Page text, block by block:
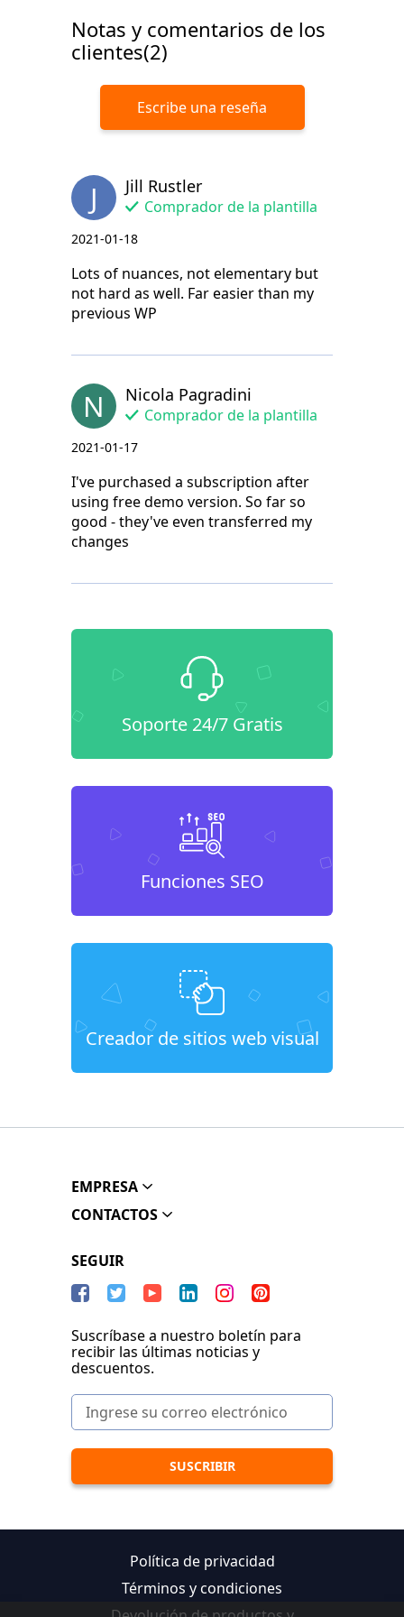
Notas y comentarios de los
clientes(2)
Escribe una reseña
J Jill Rustler
Comprador de la plantilla
2021-01-18
Lots of nuances, not elementary but
not hard as well. Far easier than my
previous WP
N Nicola Pagradini
Comprador de la plantilla
2021-01-17
I've purchased a subscription after
using free demo version. So far so
good - they've even transferred my
changes
Soporte 24/7 Gratis
Funciones SEO
Creador de sitios web visual
EMPRESA
CONTACTOS
SEGUIR
Suscríbase a nuestro boletín para
recibir las últimas noticias y
descuentos.
Política de privacidad
Términos y condiciones